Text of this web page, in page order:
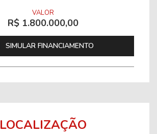
VALOR
R$ 1.800.000,00
SIMULAR FINANCIAMENTO
LOCALIZAÇÃO